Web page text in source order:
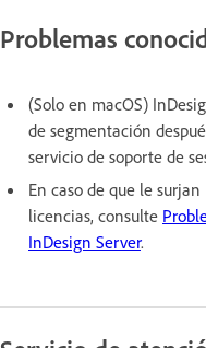
Problemas
(Solo en macOS)
de segmentación
servicio de soporte de
En caso de que le
licencias, consulte
InDesign Server.